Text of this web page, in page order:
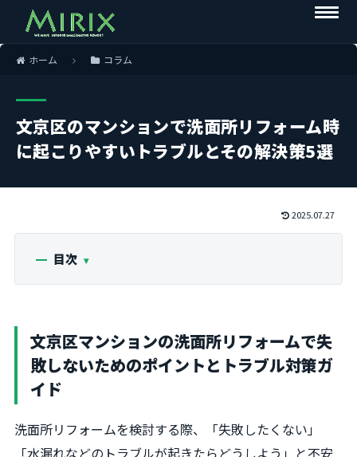
ホーム コラム
文京区のマンションで洗面所リフォーム時
に起こりやすいトラブルとその解決策5選
2025.07.27
目次
文京区マンションの洗面所リフォームで失
敗しないためのポイントとトラブル対策ガ
イド
洗面所リフォームを検討する際、「失敗したくない」
「水漏れなどのトラブルが起きたらどうしよう」と不安